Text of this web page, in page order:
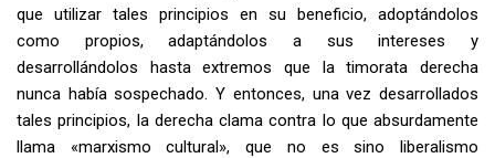
que utilizar tales principios en su beneficio, adoptándolos
como propios, adaptándolos a sus intereses y
desarrollándolos hasta extremos que la timorata derecha
nunca había sospechado. Y entonces, una vez desarrollados
tales principios, la derecha clama contra lo que absurdamente
llama «marxismo cultural», que no es sino liberalismo